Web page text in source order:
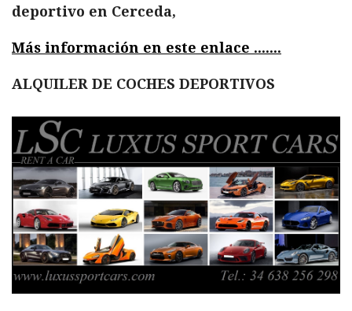
deportivo en Cerceda,
Más información en este enlace .......
ALQUILER DE COCHES DEPORTIVOS